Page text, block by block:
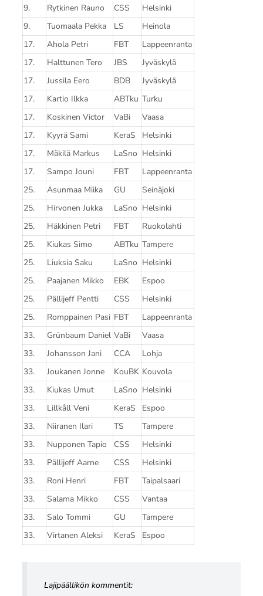
9. Rytkinen Rauno CSS
Helsinki
9.
Tuomaala Pekka LS
Heinola
17.
Ahola Petri FBT
Lappeenranta
17.
Halttunen Tero JBS
Jyväskylä
17.
Jussila Eero BDB
Jyväskylä
17.
Kartio Ilkka ABTku Turku
17.
Koskinen Victor VaBi
Vaasa
17.
Kyyrä Sami KeraS
Helsinki
17.
Mäkilä Markus LaSno Helsinki
17.
Sampo Jouni FBT
Lappeenranta
25.
Asunmaa Miika GU
Seinäjoki
25.
Hirvonen Jukka LaSno Helsinki
25.
Häkkinen Petri FBT
Ruokolahti
25.
Kiukas Simo ABTku Tampere
25.
Liuksia Saku LaSno Helsinki
25.
Paajanen Mikko EBK
Espoo
25.
Pällijeff Pentti CSS
Helsinki
25.
Romppainen Pasi FBT
Lappeenranta
33.
Grünbaum Daniel VaBi
Vaasa
33.
Johansson Jani CCA
Lohja
33.
Joukanen Jonne KouBK Kouvola
33.
Kiukas Umut LaSno Helsinki
33.
Lillkåll Veni KeraS
Espoo
33.
Niiranen Ilari TS
Tampere
33.
Nupponen Tapio CSS
Helsinki
33.
Pällijeff Aarne CSS
Helsinki
33.
Roni Henri FBT
Taipalsaari
33.
Salama Mikko CSS
Vantaa
33.
Salo Tommi GU
Tampere
33.
Virtanen Aleksi KeraS Espoo
Lajipäällikön kommentit: